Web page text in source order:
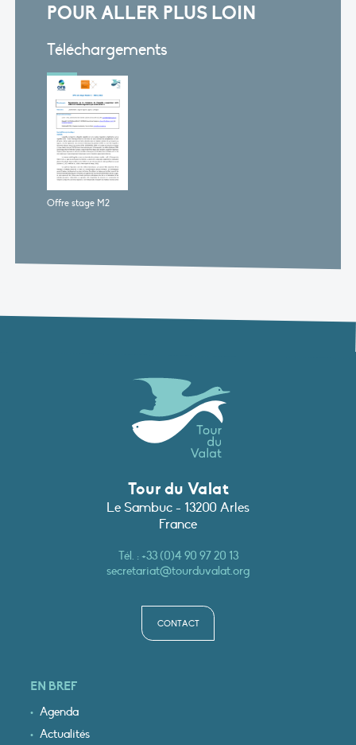
POUR ALLER PLUS LOIN
Téléchargements
Offre stage M2
Tour du Valat
Le Sambuc - 13200 Arles
France
Tél. :+33 (0)4 90 97 20 13
secretariat@tourduvalat.org
CONTACT
EN BREF
Agenda
Actualités